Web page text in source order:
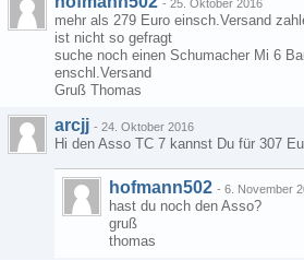
- 25. Oktober 2016
mehr als 279 Euro einsch.Versand
ist nicht so gefragt
suche noch einen Schumacher Mi 6
enschl.Versand
Gruß Thomas
arcjj - 24. Oktober 2016
Hi den Asso TC 7 kannst Du für 307
hofmann502 - 6. November
hast du noch den Asso?
gruß
thomas